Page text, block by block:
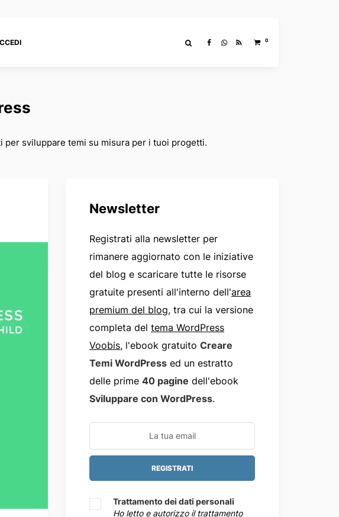
0
per sviluppare temi su misura per i tuoi progetti.
Newsletter
Registrati alla newsletter per
rimanere aggiornato con le iniziative
del blog e scaricare tutte le risorse
gratuite presenti all'interno dell'area
premium del blog, tra cui la versione
completa del tema WordPress
Voobis, l'ebook gratuito Creare
Temi WordPress ed un estratto
delle prime 40 pagine dell'ebook
Sviluppare con WordPress.
Trattamento dei dati personali
Ho letto e autorizzo il trattamento